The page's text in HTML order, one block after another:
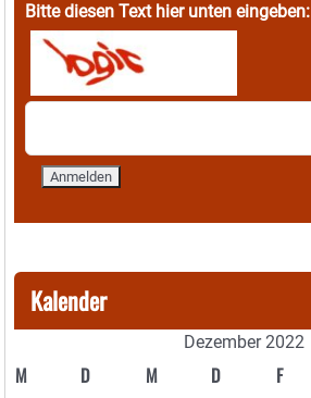
Bitte diesen Text hier unten eingeben:
Kalender
Dezember 2022
M D M D F